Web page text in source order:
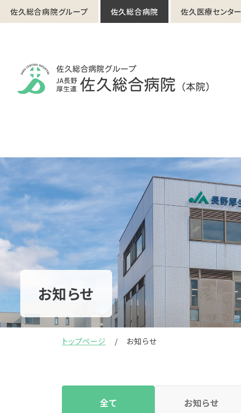
佐久総合病院グループ 佐久総合病院 佐久医療センター
お知らせ
トップページ お知らせ
全て お知らせ